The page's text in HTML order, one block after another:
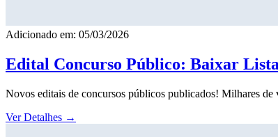
Adicionado em: 05/03/2026
Edital Concurso Público: Baixar
Novos editais de concursos públicos publicados! Milhares de
Ver Detalhes →